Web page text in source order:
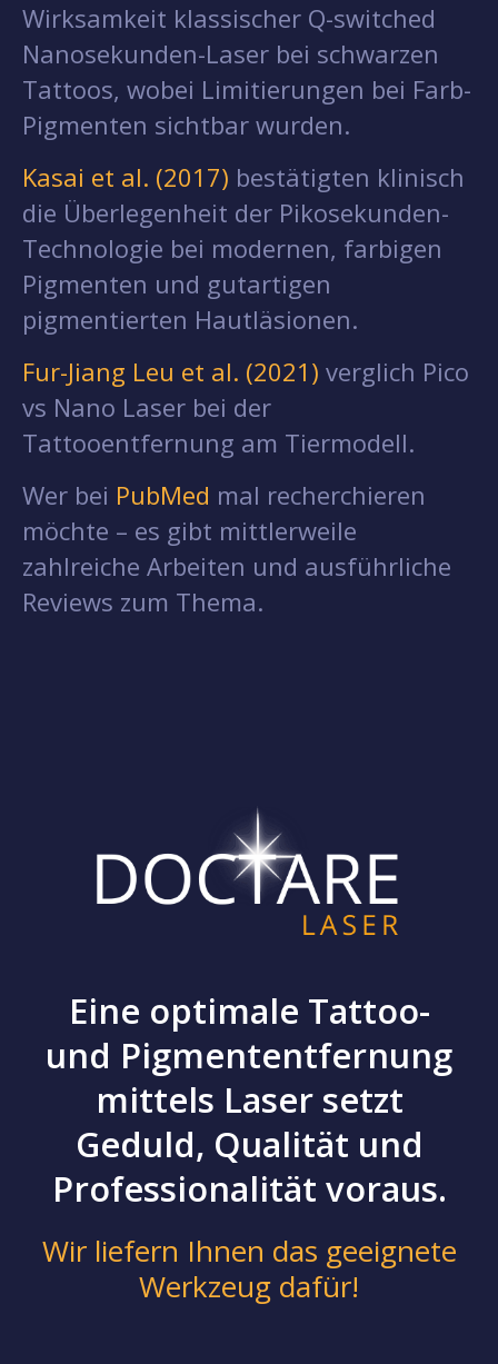
Wirksamkeit klassischer Q-switched
Nanosekunden-Laser bei schwarzen
Tattoos, wobei Limitierungen bei Farb-
Pigmenten sichtbar wurden.
Kasai et al. (2017) bestätigten klinisch
die Überlegenheit der Pikosekunden-
Technologie bei modernen, farbigen
Pigmenten und gutartigen
pigmentierten Hautläsionen.
Fur-Jiang Leu et al. (2021) verglich Pico
vs Nano Laser bei der
Tattooentfernung am Tiermodell.
Wer bei PubMed mal recherchieren
möchte – es gibt mittlerweile
zahlreiche Arbeiten und ausführliche
Reviews zum Thema.
Eine optimale Tattoo-
und Pigmententfernung
mittels Laser setzt
Geduld, Qualität und
Professionalität voraus.
Wir liefern Ihnen das geeignete
Werkzeug dafür!